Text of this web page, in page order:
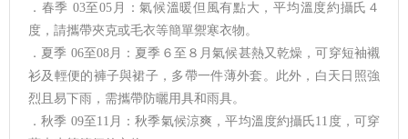
．春季 03至05月：氣候溫暖但風有點大，平均溫度約攝氏４
度，請攜帶夾克或毛衣等簡單禦寒衣物。
．夏季 06至08月：夏季６至８月氣候甚熱又乾燥，可穿短袖襯
衫及輕便的褲子與裙子，多帶一件薄外套。此外，白天日照強
烈且易下雨，需攜帶防曬用具和雨具。
．秋季 09至11月：秋季氣候涼爽，平均溫度約攝氏11度，可穿